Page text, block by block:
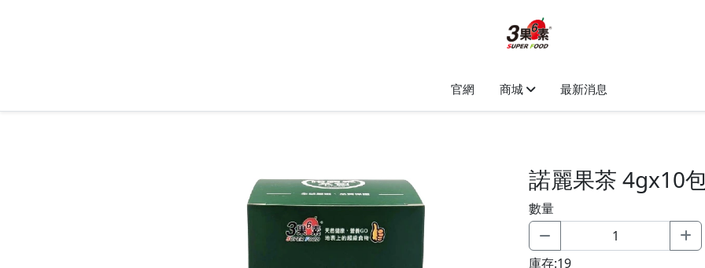
官網 商城 最新消息
諾麗果茶 4gx10
數量
庫存:19